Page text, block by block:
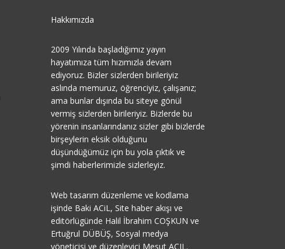
Hakkımızda
2009 Yılında başladığımız yayın
hayatımıza tüm hızımızla devam
ediyoruz. Bizler sizlerden birileriyiz
aslında memuruz, öğrenciyiz, çalışanız;
ama bunlar dışında bu siteye gönül
vermiş sizlerden birileriyiz. Bizlerde bu
yörenin insanlarındanız sizler gibi bizlerde
birşeylerin eksik olduğunu
düşündüğümüz için bu yola çıktık ve
şimdi haberlerimizle sizlerleyiz.
Web tasarım düzenleme ve kodlama
işinde Baki ACiL, Site haber akışı ve
editörlügünde Halil İbrahim COŞKUN ve
Ertuğrul DÜBÜŞ, Sosyal medya
yöneticisi ve düzenleyici Mesut AÇIL.